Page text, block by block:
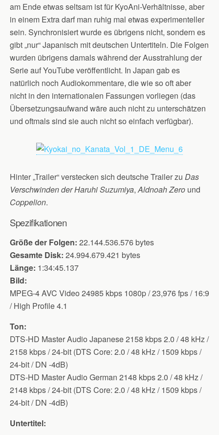
am Ende etwas seltsam ist für KyoAni-Verhältnisse, aber
in einem Extra darf man ruhig mal etwas experimenteller
sein. Synchronisiert wurde es übrigens nicht, sondern es
gibt „nur“ Japanisch mit deutschen Untertiteln. Die Folgen
wurden übrigens damals während der Ausstrahlung der
Serie auf YouTube veröffentlicht. In Japan gab es
natürlich noch Audiokommentare, die wie so oft aber
nicht in den internationalen Fassungen vorliegen (das
Übersetzungsaufwand wäre auch nicht zu unterschätzen
und oftmals sind sie auch nicht so einfach verfügbar).
Hinter „Trailer“ verstecken sich deutsche Trailer zu Das
Verschwinden der Haruhi Suzumiya,Aldnoah Zero und
Coppelion.
Spezifikationen
Größe der Folgen: 22.144.536.576 bytes
Gesamte Disk: 24.994.679.421 bytes
Länge: 1:34:45.137
Bild:
MPEG-4 AVC Video 24985 kbps 1080p / 23,976 fps / 16:9
/ High Profile 4.1
Ton:
DTS-HD Master Audio Japanese 2158 kbps 2.0 / 48 kHz /
2158 kbps / 24-bit (DTS Core: 2.0 / 48 kHz / 1509 kbps /
24-bit / DN -4dB)
DTS-HD Master Audio German 2148 kbps 2.0 / 48 kHz /
2148 kbps / 24-bit (DTS Core: 2.0 / 48 kHz / 1509 kbps /
24-bit / DN -4dB)
Untertitel: